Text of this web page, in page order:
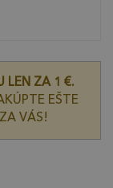
LEN ZA 1 €.
EŠTE
VÁS!